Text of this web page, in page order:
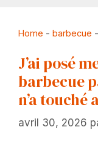
Home - barbecue -
J’ai posé
barbecue
n’a touché
avril 30, 2026